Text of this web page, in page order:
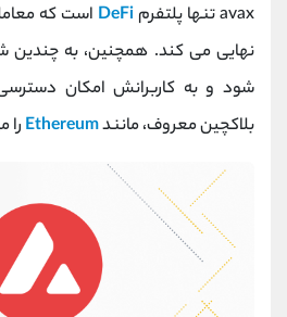
avax تنها پلتفرم
DeFi است که
نهایی می کند. همچنین، به
شود و به کاربرانش امکان
بلاکچین معروف، مانندEthereum